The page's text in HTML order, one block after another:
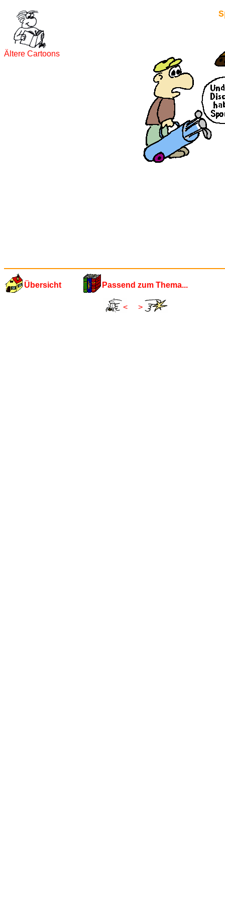
Ältere Cartoons
Übersicht Passend zum Thema...
< >